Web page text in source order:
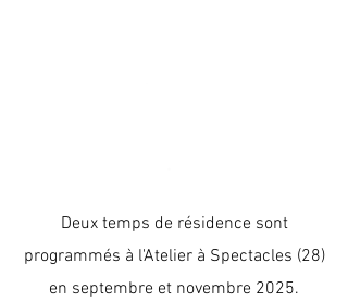
Deux temps de résidence sont
programmés à l'Atelier à Spectacles (28)
en septembre et novembre 2025.